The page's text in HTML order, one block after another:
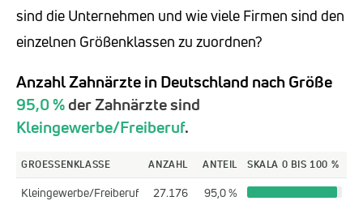
sind die Unternehmen und wie viele Firmen sind den
einzelnen Größenklassen zu zuordnen?
Anzahl Zahnärzte in Deutschland nach Größe
95,0 %der Zahnärzte sind
Kleingewerbe/Freiberuf.
GROESSENKLASSE ANZAHL ANTEIL SKALA 0 BIS 100 %
Kleingewerbe/Freiberuf 27.176
95,0 %